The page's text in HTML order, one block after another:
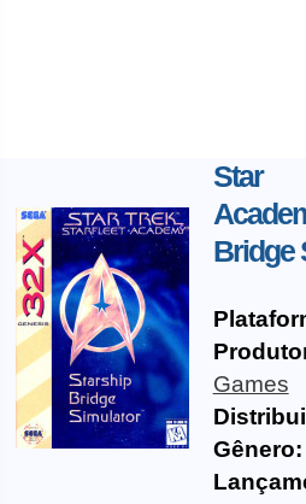
Star
Bridge
Games
Gênero: